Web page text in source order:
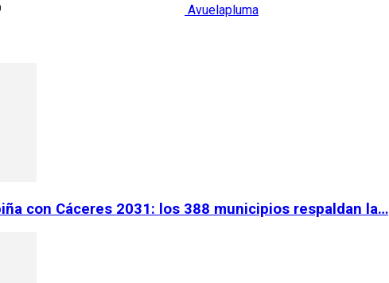
Avuelapluma
con Cáceres 2031: los 388 municipios respaldan la…